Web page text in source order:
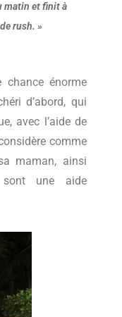
matin et finit à
rush. »
chance énorme
d’abord, qui
avec l’aide de
comme
maman, ainsi
sont une aide